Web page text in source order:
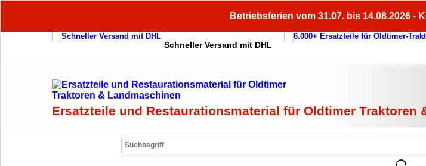
Betriebsferien vom 31.07. bis 14.08.2026 -
Schneller Versand mit DHL
Ersatzteile und Restaurationsmaterial für Oldtimer Traktoren